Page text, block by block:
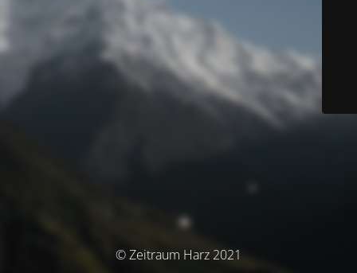
© Zeitraum Harz 2021